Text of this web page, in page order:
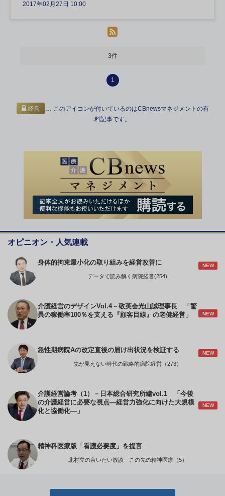
2017年02月27日 10:00
3件
1
経営
… このアイコンが付いているのはCBnewsマネジメントの有
料記事です。
オピニオン・人気連載
身体的拘束最小化の取り組みを経営改善に NEW
データで読み解く病院経営(254)
介護経営のデザインVol.4－敬英会光山誠理事長 「驚
異の稼働率100％を支える『顧客目線』の老健経営」
NEW
急性期病院Aの改定直後の届け出状況を検証する NEW
先が見えない時代の戦略的病院経営（273）
介護経営論考（1）－日本総合研究所編vol.1 「今後
の介護経営に必要な視点―経営力強化に向けた大規模
化と協働化―」
NEW
精神科医療版「看護必要度」を提言
北村立の言いたい放談 この先の精神医療（5）